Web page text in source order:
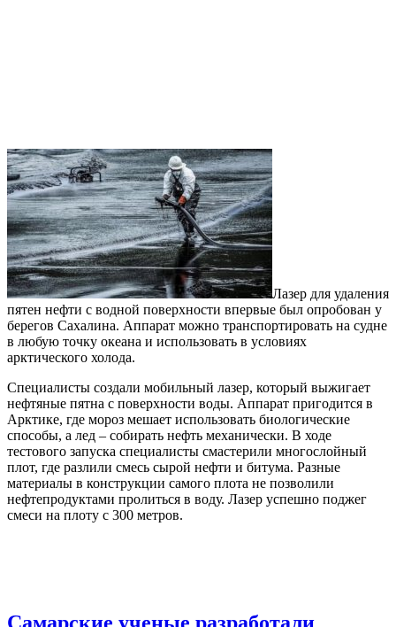
Лазер для удаления
пятен нефти с водной поверхности впервые был опробован у
берегов Сахалина. Аппарат можно транспортировать на судне
в любую точку океана и использовать в условиях
арктического холода.
Специалисты создали мобильный лазер, который выжигает
нефтяные пятна с поверхности воды. Аппарат пригодится в
Арктике, где мороз мешает использовать биологические
способы, а лед – собирать нефть механически. В ходе
тестового запуска специалисты смастерили многослойный
плот, где разлили смесь сырой нефти и битума. Разные
материалы в конструкции самого плота не позволили
нефтепродуктами пролиться в воду. Лазер успешно поджег
смеси на плоту с 300 метров.